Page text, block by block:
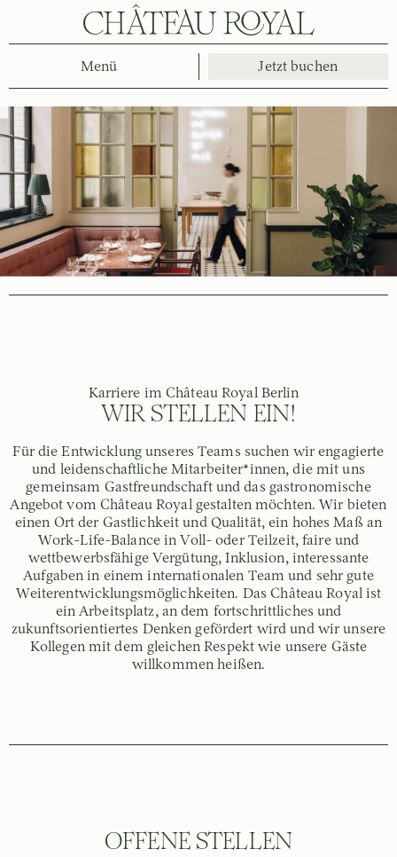
Menü Jetzt buchen
Karriere im Château Royal Berlin
WIR STELLEN EIN!
Für die Entwicklung unseres Teams suchen wir engagierte
und leidenschaftliche Mitarbeiter*innen, die mit uns
gemeinsam Gastfreundschaft und das gastronomische
Angebot vom Château Royal gestalten möchten. Wir bieten
einen Ort der Gastlichkeit und Qualität, ein hohes Maß an
Work-Life-Balance in Voll- oder Teilzeit, faire und
wettbewerbsfähige Vergütung, Inklusion, interessante
Aufgaben in einem internationalen Team und sehr gute
Weiterentwicklungsmöglichkeiten. Das Château Royal ist
ein Arbeitsplatz, an dem fortschrittliches und
zukunftsorientiertes Denken gefördert wird und wir unsere
Kollegen mit dem gleichen Respekt wie unsere Gäste
willkommen heißen.
OFFENE STELLEN